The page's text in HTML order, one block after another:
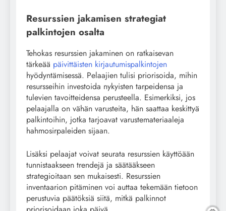
Resurssien jakamisen strategiat
palkintojen osalta
Tehokas resurssien jakaminen on ratkaisevan
tärkeää päivittäisten kirjautumispalkintojen
hyödyntämisessä. Pelaajien tulisi priorisoida, mihin
resursseihin investoida nykyisten tarpeidensa ja
tulevien tavoitteidensa perusteella. Esimerkiksi, jos
pelaajalla on vähän varusteita, hän saattaa keskittyä
palkintoihin, jotka tarjoavat varustemateriaaleja
hahmosirpaleiden sijaan.
Lisäksi pelaajat voivat seurata resurssien käyttöään
tunnistaakseen trendejä ja säätääkseen
strategioitaan sen mukaisesti. Resurssien
inventaarion pitäminen voi auttaa tekemään tietoon
perustuvia päätöksiä siitä, mitkä palkinnot